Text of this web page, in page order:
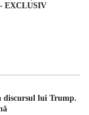
EXCLUSIV
discursul lui Trump.